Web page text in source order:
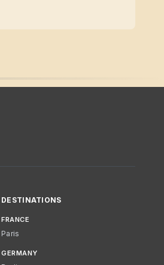
DESTINATIONS
FRANCE
Paris
GERMANY